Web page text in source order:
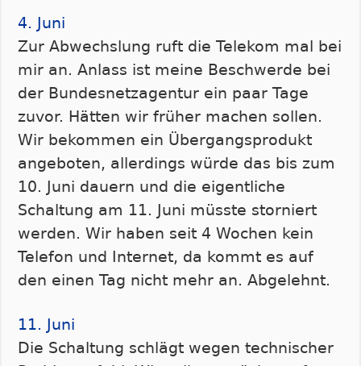
4. Juni
Zur Abwechslung ruft die Telekom mal bei
mir an. Anlass ist meine Beschwerde bei
der Bundesnetzagentur ein paar Tage
zuvor. Hätten wir früher machen sollen.
Wir bekommen ein Übergangsprodukt
angeboten, allerdings würde das bis zum
10. Juni dauern und die eigentliche
Schaltung am 11. Juni müsste storniert
werden. Wir haben seit 4 Wochen kein
Telefon und Internet, da kommt es auf
den einen Tag nicht mehr an. Abgelehnt.
11. Juni
Die Schaltung schlägt wegen technischer